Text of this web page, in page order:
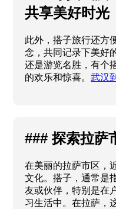
共享美好时光
此外，搭子旅行还方
念，共同记录下美好
还是游览名胜，有个
的欢乐和惊喜。武汉
### 探索拉萨
在美丽的拉萨市区，
文化。搭子，通常是
友或伙伴，特别是在
习生活中。在拉萨，